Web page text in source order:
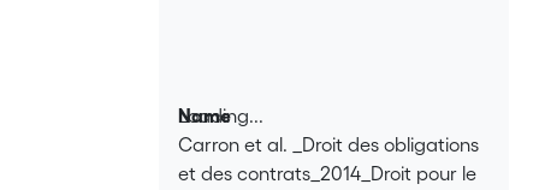
Loading...
Loading...
Name
Carron et al. _Droit des obligations
et des contrats_2014_Droit pour le